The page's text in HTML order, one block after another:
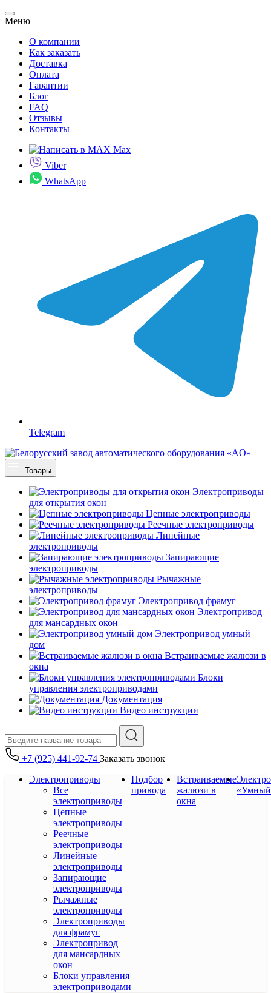
Меню
О компании
Как заказать
Доставка
Оплата
Гарантии
Блог
FAQ
Отзывы
Контакты
Max
Viber
WhatsApp
Telegram
Товары
Электроприводы
для открытия окон
Цепные электроприводы
Реечные электроприводы
Линейные
электроприводы
Запирающие
электроприводы
Рычажные
электроприводы
Электропривод фрамуг
Электропривод
для мансардных окон
Электропривод умный
дом
Встраиваемые жалюзи в
окна
Блоки
управления электроприводами
Документация
Видео инструкции
+7 (925) 441-92-74 Заказать звонок
Электроприводы
Все
электроприводы
Цепные
электроприводы
Реечные
электроприводы
Линейные
электроприводы
Запирающие
электроприводы
Рычажные
электроприводы
Электроприводы
для фрамуг
Электропривод
для мансардных
окон
Блоки управления
электроприводами
Подбор
привода
Встраиваемые
жалюзи в
окна